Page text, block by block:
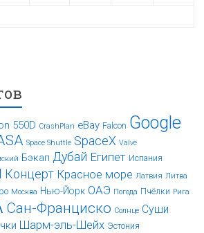
550D CrashPlan eBay Falcon Google
Space Shuttle SpaceX Valve
Бэкап Дубай Египет Испания
Концерт Красное море Латвия Литва
Москва Нью-Йорк ОАЭ Погода Пчёлки Рига
Сан-Франциско Солнце Суши
Шарм-эль-Шейх Эстония